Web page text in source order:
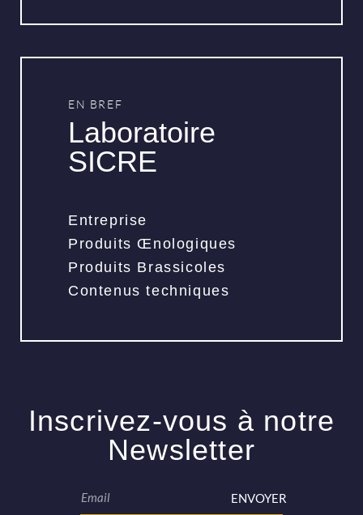
EN BREF
Laboratoire
SICRE
Entreprise
Produits Œnologiques
Produits Brassicoles
Contenus techniques
Inscrivez-vous à notre
Newsletter
ENVOYER